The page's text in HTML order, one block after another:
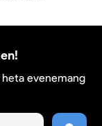
evenemang